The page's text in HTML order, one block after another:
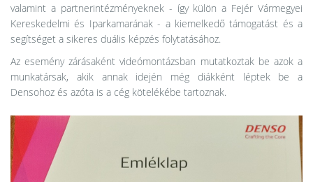
valamint a partnerintézményeknek - így külön a Fejér Vármegyei
Kereskedelmi és Iparkamarának - a kiemelkedő támogatást és a
segítséget a sikeres duális képzés folytatásához.
Az esemény zárásaként videómontázsban mutatkoztak be azok a
munkatársak, akik annak idején még diákként léptek be a
Densohoz és azóta is a cég kötelékébe tartoznak.